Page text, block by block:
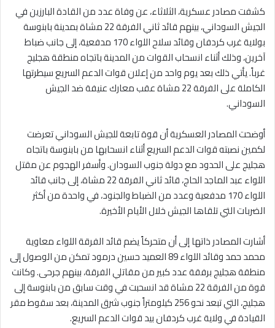
كشفت مصادر عسكرية، الثلاثاء، عن وفاة عدد من القادة البارزين في
الجيش السوداني، بينهم قائد ثاني الفرقة 22 مشاة بمدينة بابنوسة
بولاية غرب كردفان وقائد سلاح اللواء 170 مدفعية، إلى جانب ضباط
آخرين، وذلك أثناء انسحاب القوات من المدينة باتجاه منطقة هجليج
غرباً. يأتي ذلك بعد يوم واحد من إعلان قوات الدعم السريع سيطرتها
الكاملة على الفرقة 22 مشاة عقب معارك عنيفة ضد الجيش
السوداني.
أوضحت المصادر العسكرية أن قوة تابعة للجيش السوداني تعرضت
لكمين نصبته قوات الدعم السريع أثناء انسحابها من بابنوسة باتجاه
هجليج على الحدود مع دولة جنوب السودان. وأسفر الهجوم عن مقتل
اللواء عبد الماجد الحاج، قائد ثاني الفرقة 22 مشاة، إلى جانب قائد
اللواء 170 مدفعية وعدد من الضباط والجنود، في واحدة من أكثر
الضربات التي تلقاها الجيش خلال الأيام الأخيرة.
أشارت المصادر ذاتها إلى أن متحركاً يضم قائد الفرقة اللواء معاوية
محمد حمد وقائد اللواء 89 العميد حسين درمود تمكن من الوصول إلى
منطقة هجليج برفقة عدد كبير من مقاتلي الفرقة، بينهم جرحى. وكانت
قوة من الفرقة 22 مشاة قد انسحبت في وقت سابق من بابنوسة إلى
هجليج، التي تبعد نحو 256 كيلومتراً جنوب شرق المدينة، بعد سقوط مقر
القيادة في ولاية غرب كردفان بيد قوات الدعم السريع.